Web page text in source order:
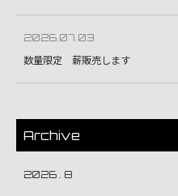
2026.07.03
数量限定 薪販売します
Archive
2026 . 8